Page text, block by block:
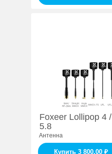
Антенна
Foxeer Lollipop 4 /
5.8
Купить 3 800,00 ₽